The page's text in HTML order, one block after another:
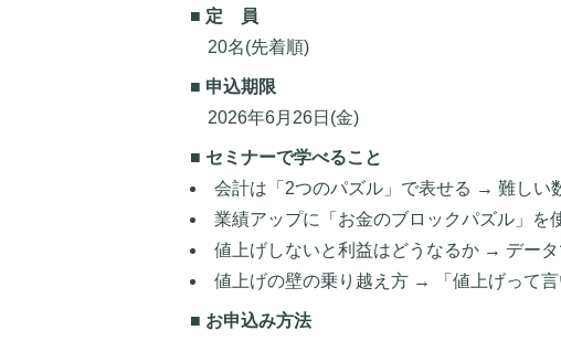
■ 定 員
20名(先着順)
■ 申込期限
2026年6月26日(金)
■ セミナーで学べること
会計は「2つのパズル」で表せる → 難しい
業績アップに「お金のブロックパズル」を
値上げしないと利益はどうなるか → デー
値上げの壁の乗り越え方 → 「値上げって
■ お申込み方法